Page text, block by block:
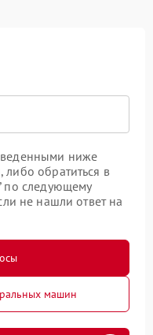
ниже
обратиться в
по следующему
не нашли ответ на
машин